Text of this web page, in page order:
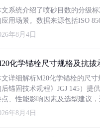
文系统介绍了喷砂目数的分级
应用场景。数据来源包括ISO
年8月4日
化学锚栓尺寸规格及抗拔
文详细解析M20化学锚栓的尺
后锚固技术规程》JGJ 145）提
点、性能影响因素及选型建议，
年8月4日